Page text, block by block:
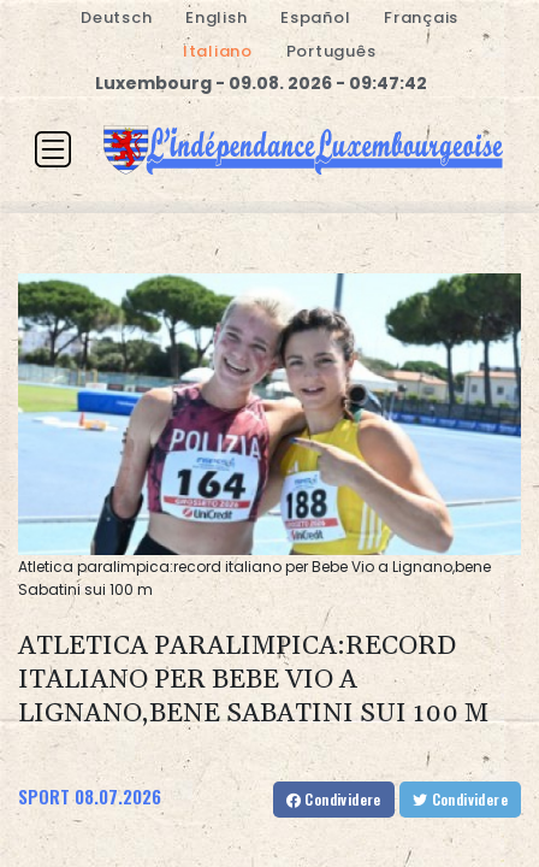
Deutsch English Español
Français
Italiano
Português
Luxembourg - 09.08. 2026 - 09:47:42
Atletica paralimpica:record italiano per Bebe Vio a Lignano,bene
Sabatini sui 100 m
ATLETICA PARALIMPICA:RECORD
ITALIANO PER BEBE VIO A
LIGNANO,BENE SABATINI SUI 100 M
SPORT 08.07.2026 Condividere Condividere